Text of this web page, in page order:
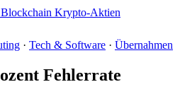
Blockchain Krypto-Aktien
· Tech & Software · Übernahmen
Fehlerrate